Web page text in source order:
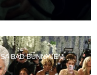
BAD BUNNYJEM